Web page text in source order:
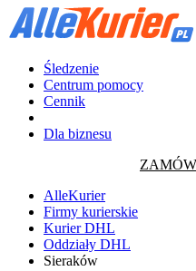
Śledzenie
Centrum pomocy
Cennik
Dla biznesu
AlleKurier
Firmy kurierskie
Kurier DHL
Oddziały DHL
Sieraków